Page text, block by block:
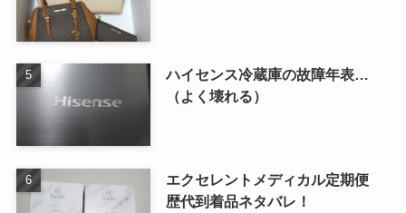
ハイセンス冷蔵庫の故障年表…
（よく壊れる）
エクセレントメディカル定期便
歴代到着品ネタバレ！